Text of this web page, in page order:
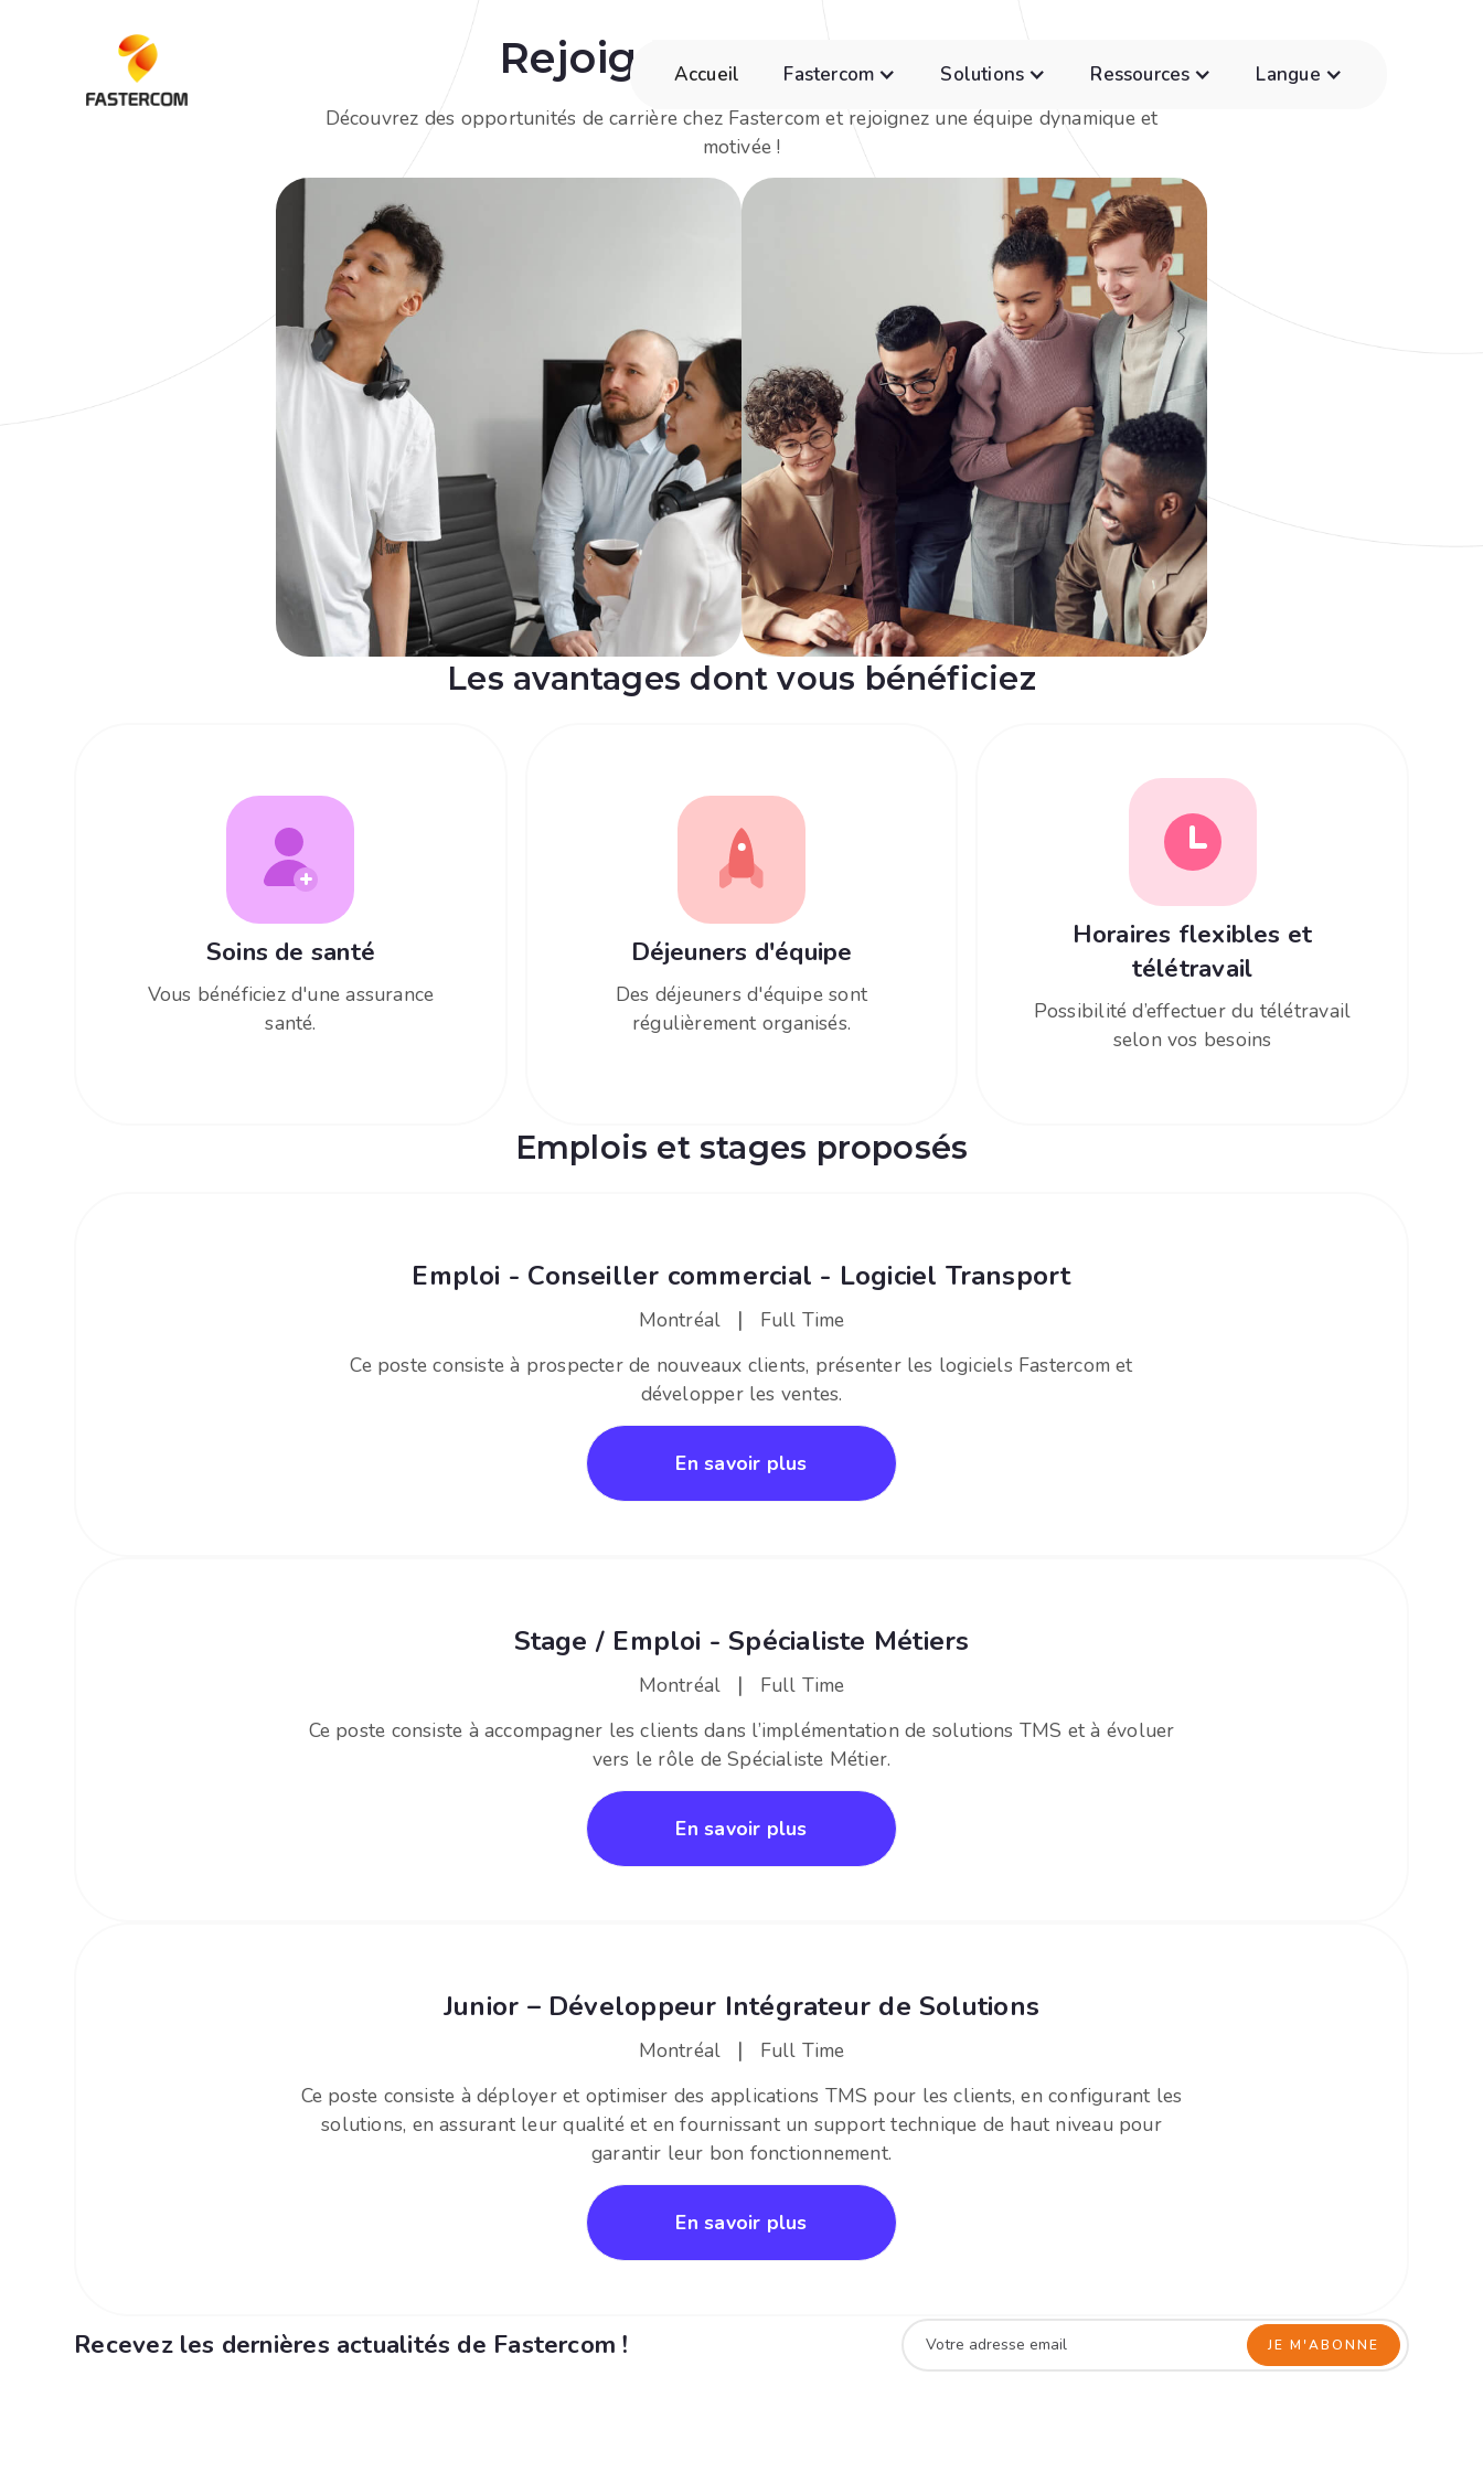
Accueil Fastercom Solutions Ressources Langue
Rejoignez Fastercom !
Découvrez des opportunités de carrière chez Fastercom et rejoignez une équipe dynamique et
motivée !
Les avantages dont vous bénéficiez
Soins de santé
Vous bénéficiez d'une assurance
santé.
Déjeuners d'équipe
Des déjeuners d'équipe sont
régulièrement organisés.
Horaires flexibles et
télétravail
Possibilité d’effectuer du télétravail
selon vos besoins
Emplois et stages proposés
Emploi - Conseiller commercial - Logiciel Transport
Montréal |
Full Time
Ce poste consiste à prospecter de nouveaux clients, présenter les logiciels Fastercom et
développer les ventes.
En savoir plus
Stage / Emploi - Spécialiste Métiers
Montréal |
Full Time
Ce poste consiste à accompagner les clients dans l’implémentation de solutions TMS et à évoluer
vers le rôle de Spécialiste Métier.
En savoir plus
Junior – Développeur Intégrateur de Solutions
Montréal |
Full Time
Ce poste consiste à déployer et optimiser des applications TMS pour les clients, en configurant les
solutions, en assurant leur qualité et en fournissant un support technique de haut niveau pour
garantir leur bon fonctionnement.
En savoir plus
Recevez les dernières actualités de Fastercom !